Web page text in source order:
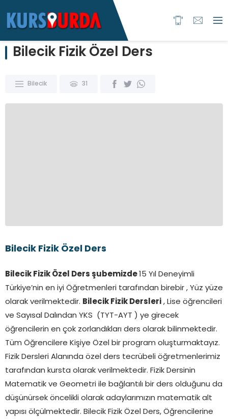
Bilecik Fizik Özel Ders
Bilecik 31
Bilecik Fizik Özel Ders
Bilecik Fizik Özel Ders şubemizde 15 Yıl Deneyimli
Türkiye’nin en iyi Öğretmenleri tarafından birebir , Yüz yüze
olarak verilmektedir. Bilecik Fizik Dersleri , Lise öğrencileri
ve Sayısal Dalından YKS (TYT-AYT ) ye girecek
öğrencilerin en çok zorlandıkları ders olarak bilinmektedir.
Tüm Öğrencilere Kişiye Özel bir program oluşturmaktayız.
Fizik Dersleri Alanında özel ders tecrübeli öğretmenlerimiz
tarafından kursta olarak verilmektedir. Fizik Dersinin
Matematik ve Geometri ile bağlantılı bir ders olduğunu da
düşünürsek öncelikli olarak adaylarımızın matematik alt
yapısı ölçülmektedir. Bilecik Fizik Özel Ders, Öğrencilerine